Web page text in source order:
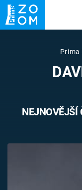
ZRÁDCIPrima
NEJNOVĚJŠÍ